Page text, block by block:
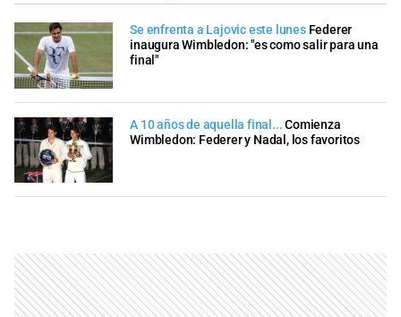
Se enfrenta a Lajovic este lunes Federer
inaugura Wimbledon: "es como salir para una
final"
A 10 años de aquella final...Comienza
Wimbledon: Federer y Nadal, los favoritos